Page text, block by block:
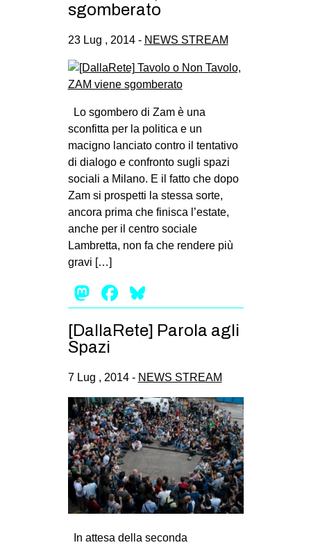
sgomberato
23 Lug , 2014 - NEWS STREAM
Lo sgombero di Zam è una
sconfitta per la politica e un
macigno lanciato contro il tentativo
di dialogo e confronto sugli spazi
sociali a Milano. E il fatto che dopo
Zam si prospetti la stessa sorte,
ancora prima che finisca l’estate,
anche per il centro sociale
Lambretta, non fa che rendere più
gravi […]
Mastodon
Facebook
[DallaRete] Parola agli
Spazi
7 Lug , 2014 - NEWS STREAM
In attesa della seconda